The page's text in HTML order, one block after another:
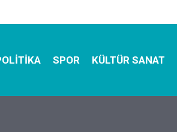
SPOR KÜLTÜR SANAT
Dayanıklı ve Çevre Dostu Ambalaj